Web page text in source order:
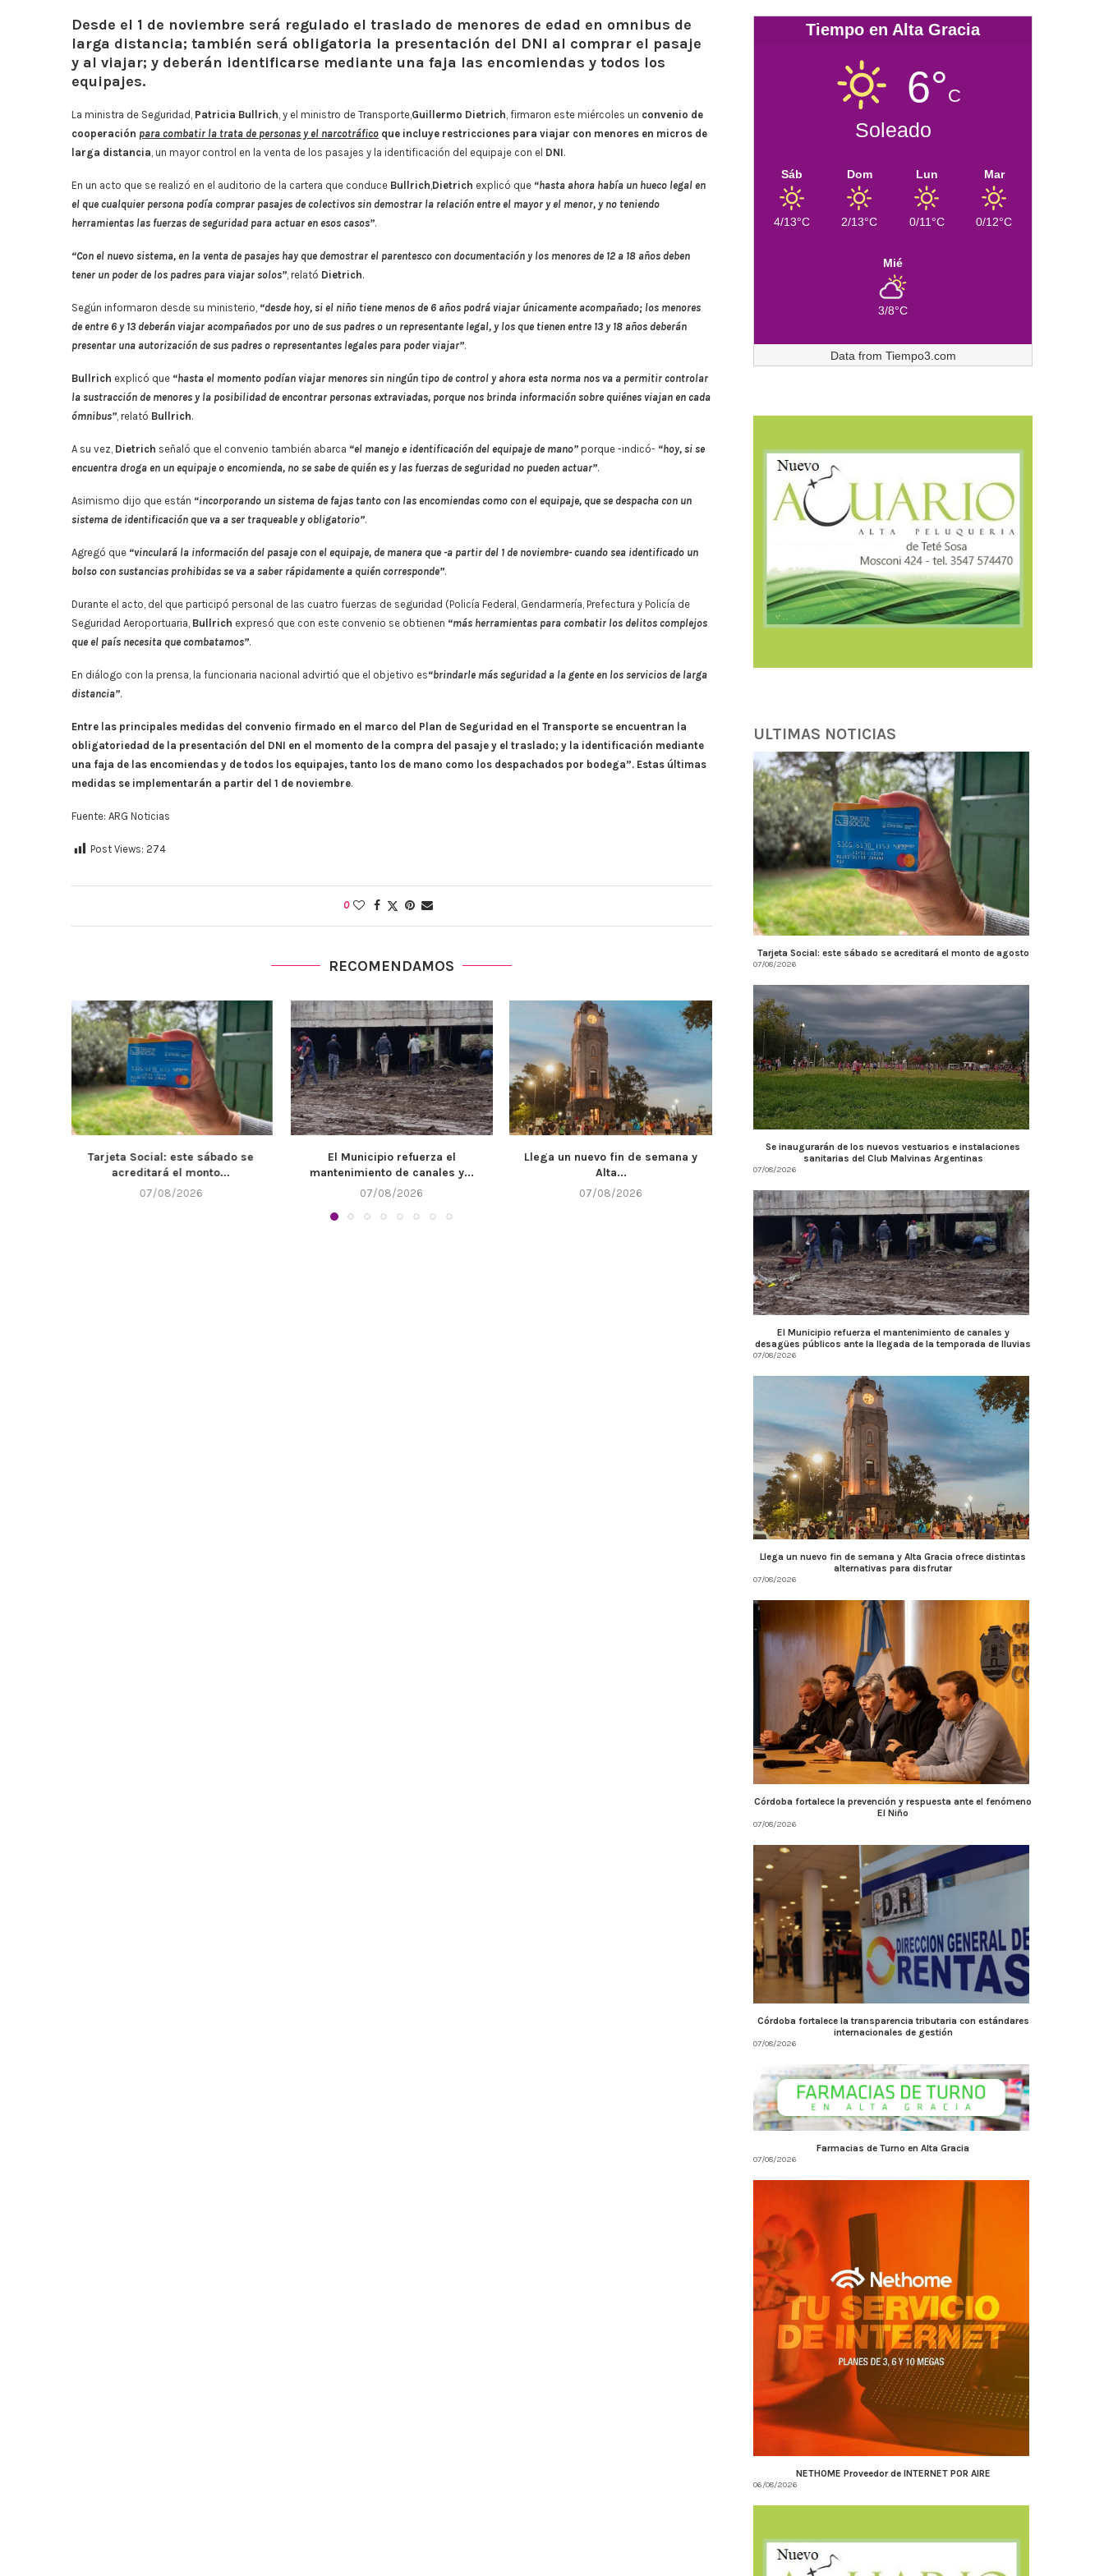
Desde el 1 de noviembre será regulado el traslado de menores de edad en omnibus de
larga distancia; también será obligatoria la presentación del DNI al comprar el pasaje
y al viajar; y deberán identificarse mediante una faja las encomiendas y todos los
equipajes.
La ministra de Seguridad, Patricia Bullrich, y el ministro de Transporte,Guillermo Dietrich, firmaron este miércoles un convenio de
cooperación para combatir la trata de personas y el narcotráfico que incluye restricciones para viajar con menores en micros de
larga distancia, un mayor control en la venta de los pasajes y la identificación del equipaje con el DNI.
En un acto que se realizó en el auditorio de la cartera que conduce Bullrich,Dietrich explicó que “hasta ahora había un hueco legal en
el que cualquier persona podía comprar pasajes de colectivos sin demostrar la relación entre el mayor y el menor, y no teniendo
herramientas las fuerzas de seguridad para actuar en esos casos”.
“Con el nuevo sistema, en la venta de pasajes hay que demostrar el parentesco con documentación y los menores de 12 a 18 años deben
tener un poder de los padres para viajar solos”, relató Dietrich.
Según informaron desde su ministerio, “desde hoy, si el niño tiene menos de 6 años podrá viajar únicamente acompañado; los menores
de entre 6 y 13 deberán viajar acompañados por uno de sus padres o un representante legal, y los que tienen entre 13 y 18 años deberán
presentar una autorización de sus padres o representantes legales para poder viajar”.
Bullrich explicó que “hasta el momento podían viajar menores sin ningún tipo de control y ahora esta norma nos va a permitir controlar
la sustracción de menores y la posibilidad de encontrar personas extraviadas, porque nos brinda información sobre quiénes viajan en cada
ómnibus”, relató Bullrich.
A su vez, Dietrich señaló que el convenio también abarca “el manejo e identificación del equipaje de mano” porque -indicó- “hoy, si se
encuentra droga en un equipaje o encomienda, no se sabe de quién es y las fuerzas de seguridad no pueden actuar”.
Asimismo dijo que están “incorporando un sistema de fajas tanto con las encomiendas como con el equipaje, que se despacha con un
sistema de identificación que va a ser traqueable y obligatorio”.
Agregó que “vinculará la información del pasaje con el equipaje, de manera que -a partir del 1 de noviembre- cuando sea identificado un
bolso con sustancias prohibidas se va a saber rápidamente a quién corresponde”.
Durante el acto, del que participó personal de las cuatro fuerzas de seguridad (Policía Federal, Gendarmería, Prefectura y Policía de
Seguridad Aeroportuaria, Bullrich expresó que con este convenio se obtienen “más herramientas para combatir los delitos complejos
que el país necesita que combatamos”.
En diálogo con la prensa, la funcionaria nacional advirtió que el objetivo es“brindarle más seguridad a la gente en los servicios de larga
distancia”.
Entre las principales medidas del convenio firmado en el marco del Plan de Seguridad en el Transporte se encuentran la
obligatoriedad de la presentación del DNI en el momento de la compra del pasaje y el traslado; y la identificación mediante
una faja de las encomiendas y de todos los equipajes, tanto los de mano como los despachados por bodega”. Estas últimas
medidas se implementarán a partir del 1 de noviembre.
Fuente: ARG Noticias
Post Views: 274
0
RECOMENDAMOS
El Municipio refuerza el
mantenimiento de canales y...
07/08/2026
Llega un nuevo fin de semana y
Alta...
07/08/2026
Córdoba fortalece la prevención y
respuesta ante el...
07/08/2026
Córdoba fortalece la transparencia
tributaria con estándares
internacionales...
07/08/2026
Farmacias de Turno en
Tiempo en Alta Gracia
6°C
Soleado
Sáb
4/13°C
Dom
2/13°C
Lun
0/11°C
Mar
0/12°C
Mié
3/8°C
Data from Tiempo3.com
ULTIMAS NOTICIAS
Tarjeta Social: este sábado se acreditará el monto de agosto
07/08/2026
Se inaugurarán de los nuevos vestuarios e instalaciones
sanitarias del Club Malvinas Argentinas
07/08/2026
El Municipio refuerza el mantenimiento de canales y
desagües públicos ante la llegada de la temporada de lluvias
07/08/2026
Llega un nuevo fin de semana y Alta Gracia ofrece distintas
alternativas para disfrutar
07/08/2026
Córdoba fortalece la prevención y respuesta ante el fenómeno
El Niño
07/08/2026
Córdoba fortalece la transparencia tributaria con estándares
internacionales de gestión
07/08/2026
Farmacias de Turno en Alta Gracia
07/08/2026
NETHOME Proveedor de INTERNET POR AIRE
06/08/2026